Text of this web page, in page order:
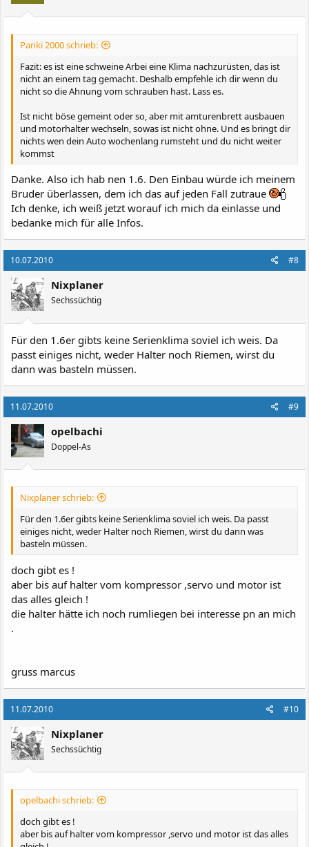
Panki 2000 schrieb:
Fazit: es ist eine schweine Arbei eine Klima nachzurüsten, das ist
nicht an einem tag gemacht. Deshalb empfehle ich dir wenn du
nicht so die Ahnung vom schrauben hast. Lass es.
Ist nicht böse gemeint oder so, aber mit amturenbrett ausbauen
und motorhalter wechseln, sowas ist nicht ohne. Und es bringt dir
nichts wen dein Auto wochenlang rumsteht und du nicht weiter
kommst
Danke. Also ich hab nen 1.6. Den Einbau würde ich meinem
Bruder überlassen, dem ich das auf jeden Fall zutraue
Ich denke, ich weiß jetzt worauf ich mich da einlasse und
bedanke mich für alle Infos.
10.07.2010 #8
Nixplaner
Sechssüchtig
Für den 1.6er gibts keine Serienklima soviel ich weis. Da
passt einiges nicht, weder Halter noch Riemen, wirst du
dann was basteln müssen.
11.07.2010 #9
opelbachi
Doppel-As
Nixplaner schrieb:
Für den 1.6er gibts keine Serienklima soviel ich weis. Da passt
einiges nicht, weder Halter noch Riemen, wirst du dann was
basteln müssen.
doch gibt es !
aber bis auf halter vom kompressor ,servo und motor ist
das alles gleich !
die halter hätte ich noch rumliegen bei interesse pn an mich
.
gruss marcus
11.07.2010 #10
Nixplaner
Sechssüchtig
opelbachi schrieb:
doch gibt es !
aber bis auf halter vom kompressor ,servo und motor ist das alles